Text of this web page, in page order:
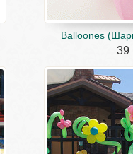
Balloones
39